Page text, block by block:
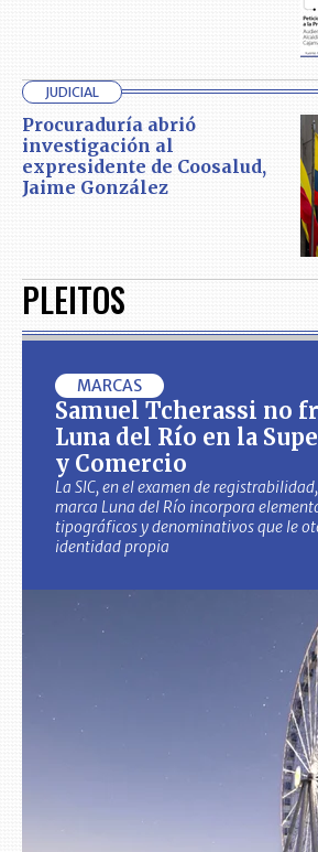
JUDICIAL
Procuraduría abrió
investigación al
expresidente de Coosalud,
Jaime González
PLEITOS
MARCAS
Samuel Tcherassi no
Luna del Río en la
y Comercio
La SIC, en el examen de
marca Luna del Río incorpora
tipográficos y denominativos que le
identidad propia